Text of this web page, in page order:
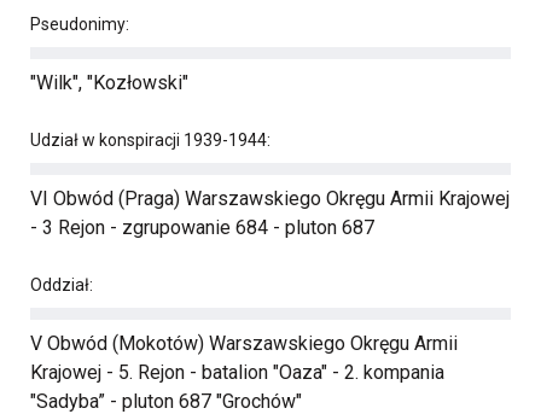
Pseudonimy:
"Wilk", "Kozłowski"
Udział w konspiracji 1939-1944:
VI Obwód (Praga) Warszawskiego Okręgu Armii Krajowej
- 3 Rejon - zgrupowanie 684 - pluton 687
Oddział:
V Obwód (Mokotów) Warszawskiego Okręgu Armii
Krajowej - 5. Rejon - batalion "Oaza" - 2. kompania
"Sadyba” - pluton 687 "Grochów"